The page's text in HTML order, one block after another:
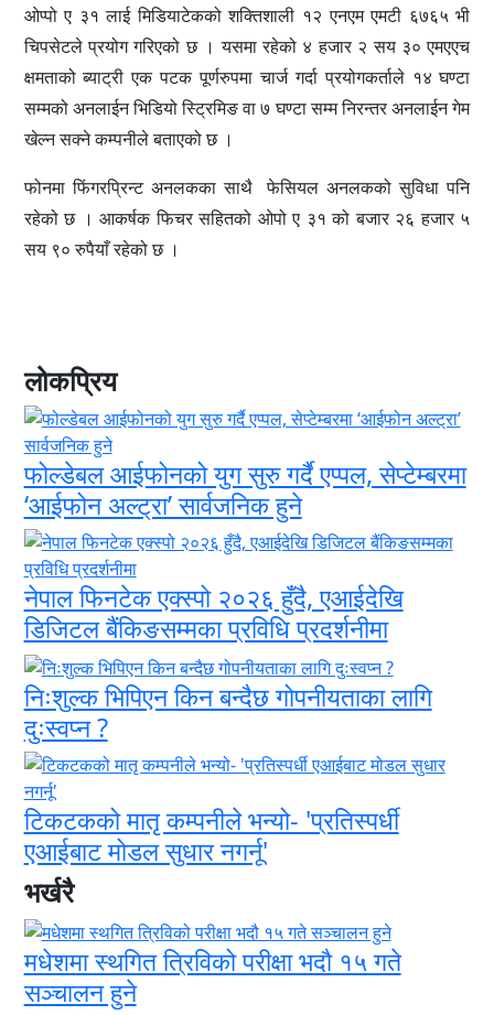
ओप्पो ए ३१ लाई मिडियाटेकको शक्तिशाली १२ एनएम एमटी ६७६५ भी
चिपसेटले प्रयोग गरिएको छ । यसमा रहेको ४ हजार २ सय ३० एमएएच
क्षमताको ब्याट्री एक पटक पूर्णरुपमा चार्ज गर्दा प्रयोगकर्ताले १४ घण्टा
सम्मको अनलाईन भिडियो स्ट्रिमिङ वा ७ घण्टा सम्म निरन्तर अनलाईन गेम
खेल्न सक्ने कम्पनीले बताएको छ ।
फोनमा फिंगरप्रिन्ट अनलकका साथै फेसियल अनलकको सुविधा पनि
रहेको छ । आकर्षक फिचर सहितको ओपो ए ३१ को बजार २६ हजार ५
सय ९० रुपैयाँ रहेको छ ।
लोकप्रिय
फोल्डेबल आईफोनको युग सुरु गर्दै एप्पल, सेप्टेम्बरमा
‘आईफोन अल्ट्रा’ सार्वजनिक हुने
नेपाल फिनटेक एक्स्पो २०२६ हुँदै, एआईदेखि
डिजिटल बैंकिङसम्मका प्रविधि प्रदर्शनीमा
निःशुल्क भिपिएन किन बन्दैछ गोपनीयताका लागि
दुःस्वप्न ?
टिकटकको मातृ कम्पनीले भन्यो- 'प्रतिस्पर्धी
एआईबाट मोडल सुधार नगर्नू'
भर्खरै
मधेशमा स्थगित त्रिविको परीक्षा भदौ १५ गते
सञ्चालन हुने